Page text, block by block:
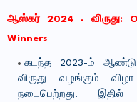
ஆஸ்கர் 2024 - விருது:
Winners
கடந்த 2023-ம்
விருது வழங்கும்
நடைபெற்றது.